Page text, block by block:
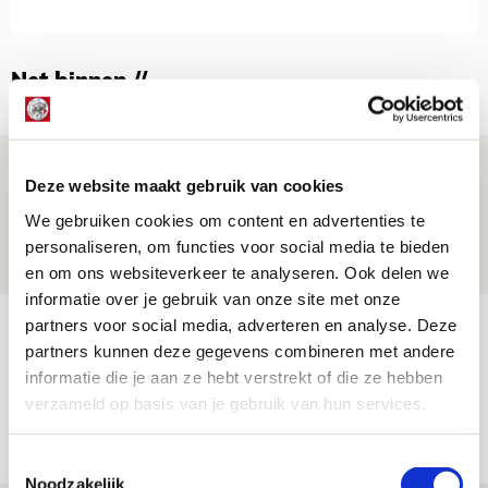
Deze website maakt gebruik van cookies
We gebruiken cookies om content en advertenties te
personaliseren, om functies voor social media te bieden
en om ons websiteverkeer te analyseren. Ook delen we
informatie over je gebruik van onze site met onze
partners voor social media, adverteren en analyse. Deze
partners kunnen deze gegevens combineren met andere
informatie die je aan ze hebt verstrekt of die ze hebben
verzameld op basis van je gebruik van hun services.
Noodzakelijk
Net binnen //
mijn hoofd spoken’
Míchel geeft blessure-update en
spreekt over Godts, Baas en
aanwinsten